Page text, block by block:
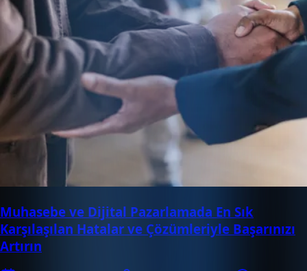
Muhasebe ve Dijital Pazarlamada En Sık
Karşılaşılan Hatalar ve Çözümleriyle Başarınızı
Artırın